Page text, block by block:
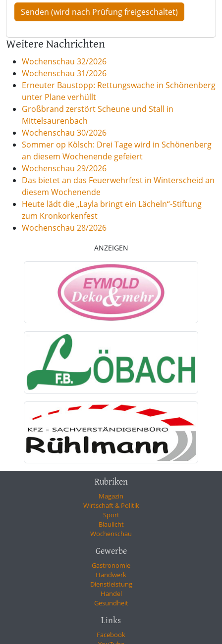
Weitere Nachrichten
Wochenschau 32/2026
Wochenschau 31/2026
Erneuter Baustopp: Rettungswache in Schönenberg
unter Plane verhüllt
Großbrand zerstört Scheune und Stall in
Mittelsaurenbach
Wochenschau 30/2026
Sommer op Kölsch: Drei Tage wird in Schönenberg
an diesem Wochenende gefeiert
Wochenschau 29/2026
Das bietet an das Feuerwehrfest in Winterscheid an
diesem Wochenende
Heute lädt die „Layla bringt ein Lächeln“-Stiftung
zum Kronkorkenfest
Wochenschau 28/2026
ANZEIGEN
Rubriken
Magazin
Wirtschaft & Politik
Sport
Blaulicht
Wochenschau
Gewerbe
Gastronomie
Handwerk
Dienstleistung
Handel
Gesundheit
Links
Facebook